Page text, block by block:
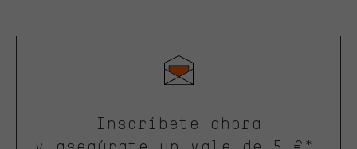
Inscríbete ahora